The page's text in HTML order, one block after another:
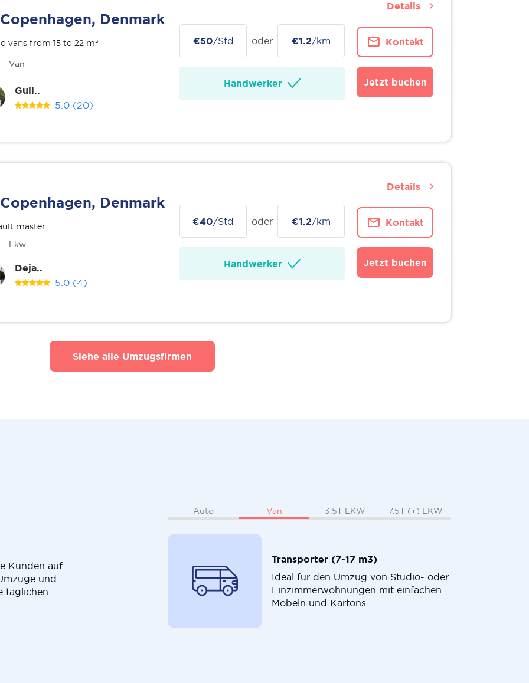
Copenhagen, Denmark
vans from 15 to 22 m³
Van
Guil..
5.0 (20)
€50/Std oder €1.2/km
Handwerker
Kontakt
Jetzt buchen
Details
Copenhagen, Denmark
master
Lkw
Deja..
5.0 (4)
€40/Std oder €1.2/km
Handwerker
Kontakt
Jetzt buchen
Details
Siehe alle Umzugsfirmen
Kunden auf
und
täglichen
Auto Van 3.5T LKW 7.5T (+) LKW
Transporter (7-17 m3)
Ideal für den Umzug von Studio- oder
Einzimmerwohnungen mit einfachen
Möbeln und Kartons.